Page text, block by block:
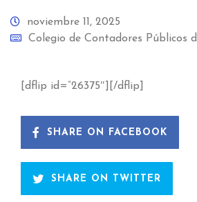
noviembre 11, 2025
Colegio de Contadores Públicos
[dflip id=”26375″][/dflip]
SHARE ON FACEBOOK
SHARE ON TWITTER